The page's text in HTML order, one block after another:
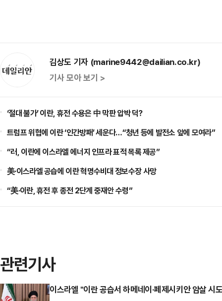
김상도 기자 (marine9442@dailian.co.kr)
기사 모아 보기 >
‘절대 불가’ 이란, 휴전 수용은 中 막판 압박 덕?
트럼프 위협에 이란 ‘인간방패’ 세운다…“청년 등에 발전소 앞에 모여라”
“러, 이란에 이스라엘 에너지 인프라 표적 목록 제공”
美·이스라엘 공습에 이란 혁명수비대 정보수장 사망
“美·이란, 휴전 후 종전 2단계 중재안 수령”
관련기사
이스라엘 "이란 공습서 하메네이·페제시키안 암살 시